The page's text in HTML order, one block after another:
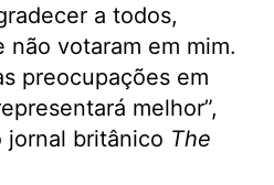
a todos,
não votaram em mim.
preocupações em
melhor”,
jornal britânico The